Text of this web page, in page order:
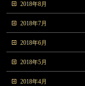
2018年8月
2018年7月
2018年6月
2018年5月
2018年4月